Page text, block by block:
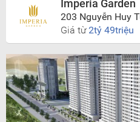
Imperia Garden
203 Nguyễn Huy
Giá từ 2tỷ 49triệu